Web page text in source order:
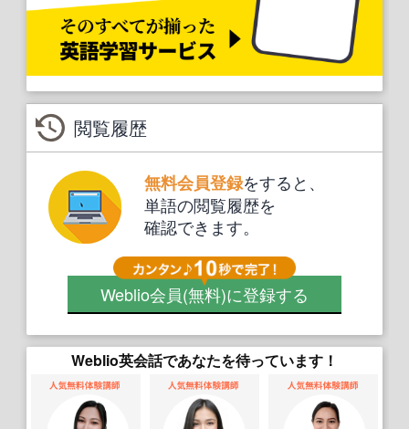
閲覧履歴
無料会員登録をすると、
単語の閲覧履歴を
確認できます。
Weblio会員(無料)に登録する
Weblio英会話であなたを待っています！